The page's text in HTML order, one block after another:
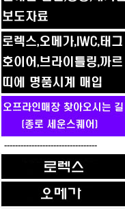
----------------------------------